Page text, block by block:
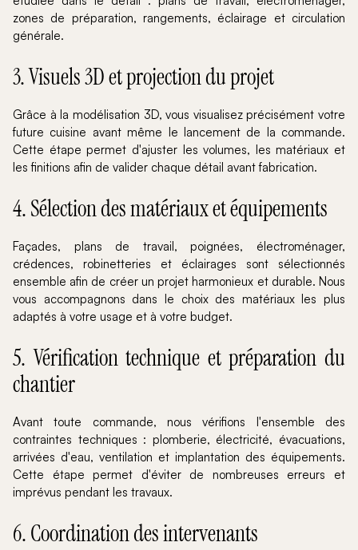
zones de préparation, rangements, éclairage et circulation
générale.
3. Visuels 3D et projection du projet
Grâce à la modélisation 3D, vous visualisez précisément votre
future cuisine avant même le lancement de la commande.
Cette étape permet d'ajuster les volumes, les matériaux et
les finitions afin de valider chaque détail avant fabrication.
4. Sélection des matériaux et équipements
Façades, plans de travail, poignées, électroménager,
crédences, robinetteries et éclairages sont sélectionnés
ensemble afin de créer un projet harmonieux et durable. Nous
vous accompagnons dans le choix des matériaux les plus
adaptés à votre usage et à votre budget.
5. Vérification technique et préparation du
chantier
Avant toute commande, nous vérifions l'ensemble des
contraintes techniques : plomberie, électricité, évacuations,
arrivées d'eau, ventilation et implantation des équipements.
Cette étape permet d'éviter de nombreuses erreurs et
imprévus pendant les travaux.
6. Coordination des intervenants